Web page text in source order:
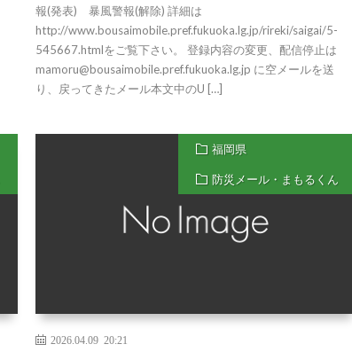
報(発表) 暴風警報(解除) 詳細は
http://www.bousaimobile.pref.fukuoka.lg.jp/rireki/saigai/5-
545667.htmlをご覧下さい。 登録内容の変更、配信停止は
mamoru@bousaimobile.pref.fukuoka.lg.jp に空メールを送
り、戻ってきたメール本文中のU […]
福岡県
防災メール・まもるくん
2026.04.09 20:21